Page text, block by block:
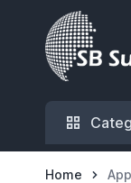
Ga naar de inhoud
Home